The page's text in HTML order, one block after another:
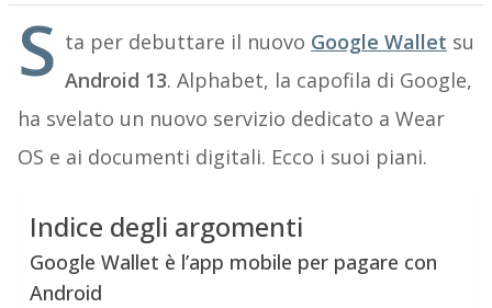
S ta per debuttare il nuovo Google Wallet su
Android 13. Alphabet, la capofila di Google,
ha svelato un nuovo servizio dedicato a Wear
OS e ai documenti digitali. Ecco i suoi piani.
Indice degli argomenti
Google Wallet è l’app mobile per pagare con
Android